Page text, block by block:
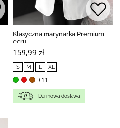
Klasyczna marynarka Premium
ecru
159,99 zł
S M L XL
+11
Darmowa dostawa